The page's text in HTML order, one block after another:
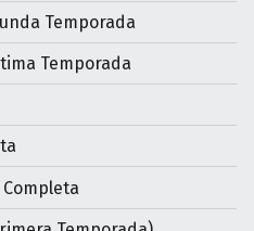
Temporada
Temporada